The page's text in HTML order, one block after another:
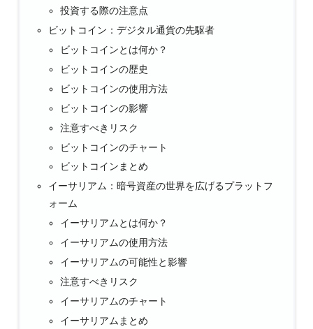
投資する際の注意点
ビットコイン：デジタル通貨の先駆者
ビットコインとは何か？
ビットコインの歴史
ビットコインの使用方法
ビットコインの影響
注意すべきリスク
ビットコインのチャート
ビットコインまとめ
イーサリアム：暗号資産の世界を広げるプラットフ
ォーム
イーサリアムとは何か？
イーサリアムの使用方法
イーサリアムの可能性と影響
注意すべきリスク
イーサリアムのチャート
イーサリアムまとめ